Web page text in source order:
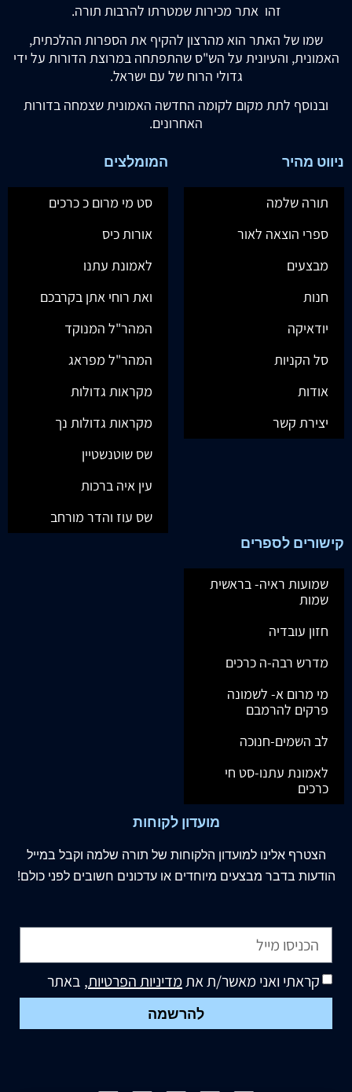
זהו אתר מכירות שמטרתו להרבות תורה.
שמו של האתר הוא מהרצון להקיף את הספרות ההלכתית,
האמונית, והעיונית על הש"ס שהתפתחה במרוצת הדורות על ידי
גדולי הרוח של עם ישראל.
ובנוסף לתת מקום לקומה החדשה האמונית שצמחה בדורות
האחרונים.
ניווט מהיר
תורה שלמה
ספרי הוצאה לאור
מבצעים
חנות
יודאיקה
סל הקניות
אודות
יצירת קשר
המומלצים
סט מי מרום כ כרכים
אורות כיס
לאמונת עתנו
ואת רוחי אתן בקרבכם
המהר"ל המנוקד
המהר"ל מפראג
מקראות גדולות
מקראות גדולות נך
שס שוטנשטיין
עין איה ברכות
שס עוז והדר מורחב
קישורים לספרים
שמועות ראיה- בראשית
שמות
חזון עובדיה
מדרש רבה-ה כרכים
מי מרום א- לשמונה
פרקים להרמבם
לב השמים-חנוכה
לאמונת עתנו-סט חי
כרכים
מועדון לקוחות
הצטרף אלינו למועדון הלקוחות של תורה שלמה וקבל במייל
הודעות בדבר מבצעים מיוחדים או עדכונים חשובים לפני כולם!
קראתי ואני מאשר/ת אתמדיניות הפרטיות, באתר
להרשמה